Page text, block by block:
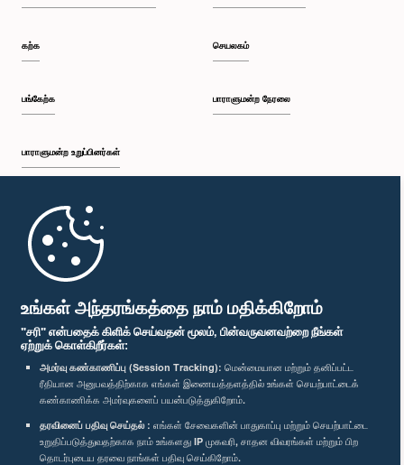
உங்கள் அந்தரங்கத்தை நாம் மதிக்கிறோம்
"சரி" என்பதைக் கிளிக் செய்வதன் மூலம், பின்வருவனவற்றை நீங்கள்
ஏற்றுக் கொள்கிறீர்கள்:
அமர்வு கண்காணிப்பு (Session Tracking): மென்மையான மற்றும் தனிப்பட்ட
ரீதியான அனுபவத்திற்காக எங்கள் இணையத்தளத்தில் உங்கள் செயற்பாட்டைக்
கண்காணிக்க அமர்வுகளைப் பயன்படுத்துகிறோம்.
தரவினைப் பதிவு செய்தல் : எங்கள் சேவைகளின் பாதுகாப்பு மற்றும் செயற்பாட்டை
உறுதிப்படுத்துவதற்காக நாம் உங்களது IP முகவரி, சாதன விவரங்கள் மற்றும் பிற
தொடர்புடைய தரவை நாங்கள் பதிவு செய்கிறோம்.
கற்க
பங்கேற்க
பாராளுமன்ற உறுப்பினர்கள்
முதற்பக்கம்
செயலகம்
பாராளுமன்ற நேரலை
பாராளுமன்ற கையடக்க செயலி
எம்மை பின்தொடர்க :
விருதுகள்